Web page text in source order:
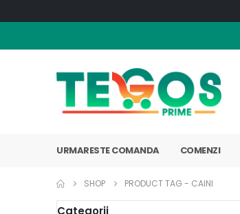
URMARESTE COMANDA COMENZI
SHOP PRODUCT TAG - CAINI